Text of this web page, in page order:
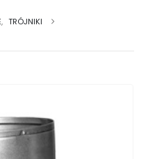
, TRÓJNIKI